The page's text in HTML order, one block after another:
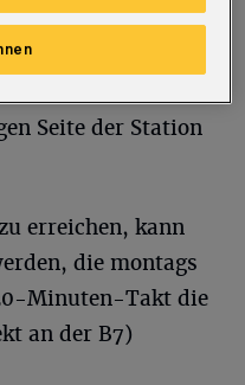
Reihe. In diesen
Seite der Station
erreichen, kann
die montags
Minuten-Takt die
an der B7)